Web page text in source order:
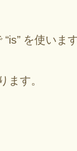
を使いま
ます。